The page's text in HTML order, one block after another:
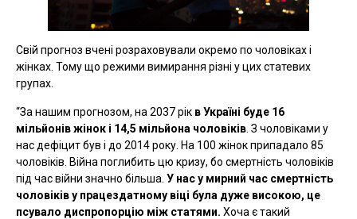
Свій прогноз вчені розраховували окремо по чоловіках і
жінках. Тому що режими вимирання різні у цих статевих
групах.
“За нашим прогнозом, на 2037 рік в Україні буде 16
мільйонів жінок і 14,5 мільйона чоловіків . З чоловіками у
нас дефіцит був і до 2014 року. На 100 жінок припадало 85
чоловіків. Війна поглибить цю кризу, бо смертність чоловіків
під час війни значно більша. У нас у мирний час смертність
чоловіків у працездатному віці була дуже високою, це
псувало диспропорцію між статями. Хоча є такий